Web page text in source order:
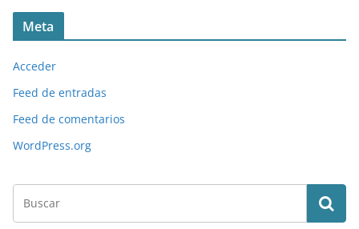
Meta
Acceder
Feed de entradas
Feed de comentarios
WordPress.org